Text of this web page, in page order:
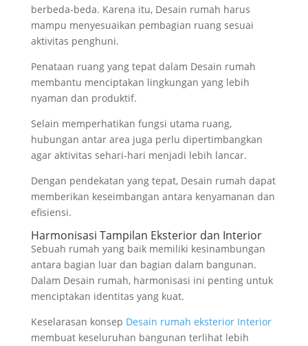
berbeda-beda. Karena itu, Desain rumah harus
mampu menyesuaikan pembagian ruang sesuai
aktivitas penghuni.
Penataan ruang yang tepat dalam Desain rumah
membantu menciptakan lingkungan yang lebih
nyaman dan produktif.
Selain memperhatikan fungsi utama ruang,
hubungan antar area juga perlu dipertimbangkan
agar aktivitas sehari-hari menjadi lebih lancar.
Dengan pendekatan yang tepat, Desain rumah dapat
memberikan keseimbangan antara kenyamanan dan
efisiensi.
Harmonisasi Tampilan Eksterior dan Interior
Sebuah rumah yang baik memiliki kesinambungan
antara bagian luar dan bagian dalam bangunan.
Dalam Desain rumah, harmonisasi ini penting untuk
menciptakan identitas yang kuat.
Keselarasan konsep Desain rumah eksterior Interior
membuat keseluruhan bangunan terlihat lebih